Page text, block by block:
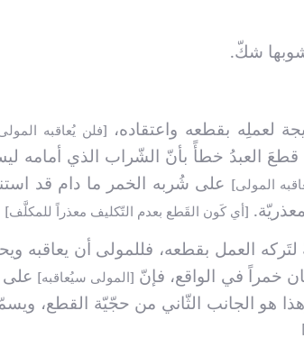
شكّ.
لعملِه بقطعه واعتقاده، [فلن يُعاقبه
العبدُ خطأً بأنّ الشّراب الذي أمامه
المولى] على شُربه الخمر ما دام قد
[أي كَون القَطع بعدم التّكليف معذراً للمكلَّف]
العمل بقطعه، فللمولى أن يعاقبه
خمراً في الواقع، فإنّ [المولى سيُعاقبه] على
هو الجانب الثّاني من حجّيّة القطع،